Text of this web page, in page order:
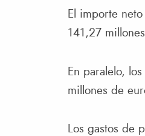
El importe
141,27
En paralelo, los
millones de
Los gastos de